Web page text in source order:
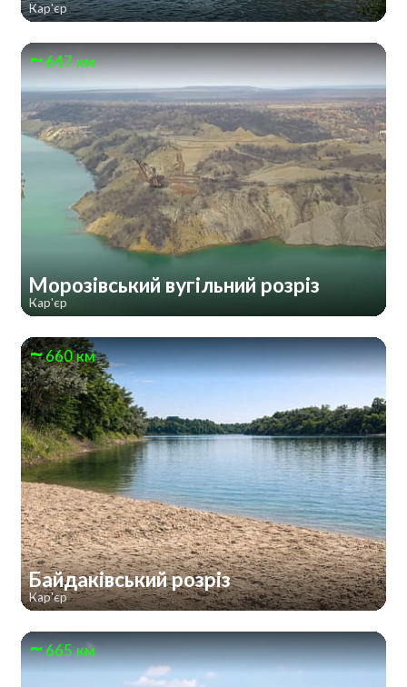
Кар'єр
647 км
Морозівський вугільний розріз
Кар'єр
660 км
Байдаківський розріз
Кар'єр
665 км